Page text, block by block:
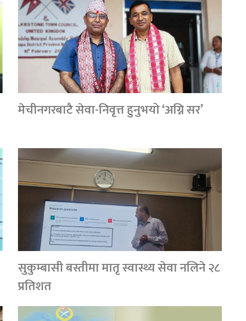
मेचीनगरबाटै सेवा-निवृत्त हुनुभयो ‘अग्नि सर’
सुकुम्बासी बस्तीमा मातृ स्वास्थ्य सेवा नलिने २८
प्रतिशत